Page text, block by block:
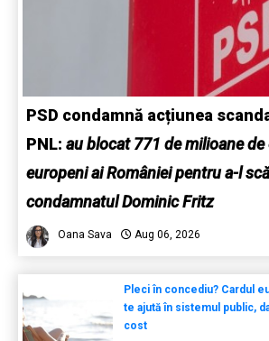
PSD condamnă acțiunea
PNL: au blocat 771 de milioane
europeni ai României pentru a-l
condamnatul Dominic Fritz
Oana Sava Aug 06, 2026
Pleci în concediu? Cardul
te ajută în sistemul public,
cost